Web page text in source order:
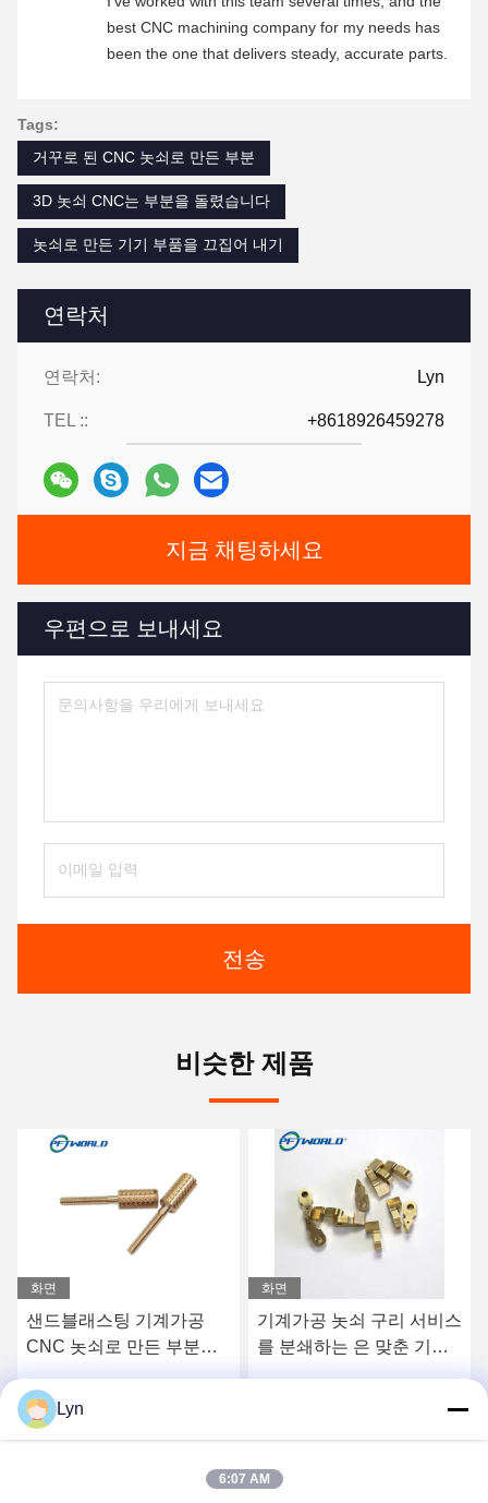
연락처
연락처: Lyn
TEL :: +8618926459278
지금 채팅하세요
우편으로 보내세요
전송
best CNC machining company for my needs has
been the one that delivers steady, accurate parts.
Tags:
거꾸로 된 CNC 놋쇠로 만든 부분
3D 놋쇠 CNC는 부분을 돌렸습니다
놋쇠로 만든 기기 부품을 끄집어 내기
비슷한 제품
화면
샌드블래스팅 기계가공
CNC 놋쇠로 만든 부분은
가루로 만듭니다
최상의 가격을 얻으세요
화면
기계가공 놋쇠 구리 서비스
를 분쇄하는 은 맞춘 기계
Lyn
6:07 AM